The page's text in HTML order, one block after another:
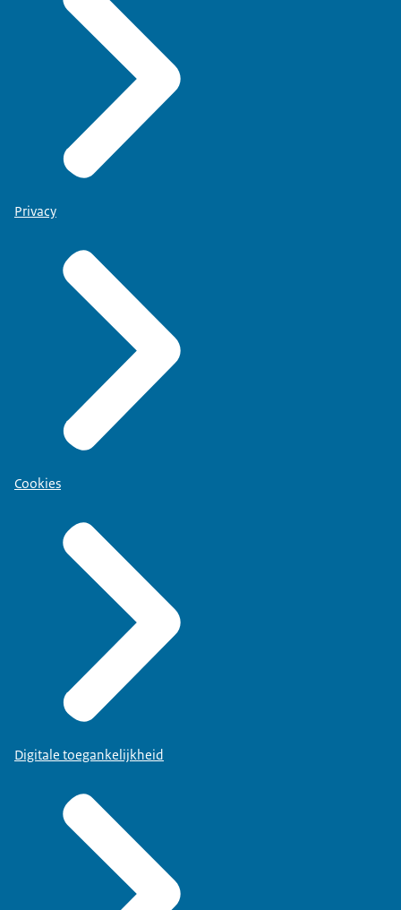
Privacy
Cookies
Digitale toegankelijkheid